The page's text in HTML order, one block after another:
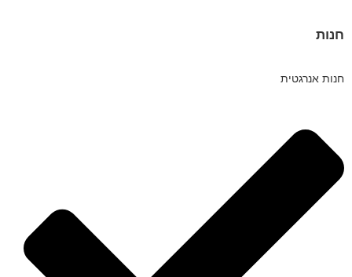
חנות
חנות אנרגטית